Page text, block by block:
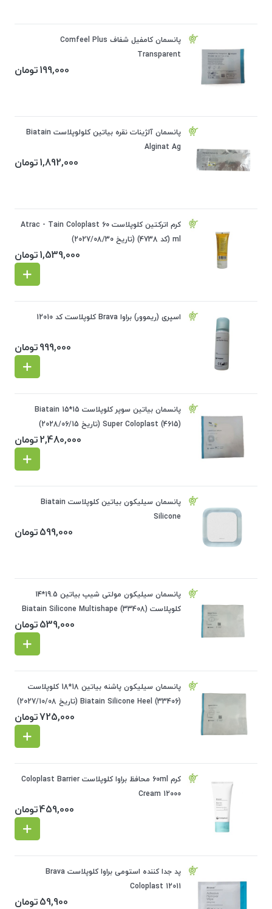
پانسمان کامفیل شفاف Comfeel Plus
Transparent
199,000تومان
پانسمان آلژینات نقره بیاتین کلولوپلاست Biatain
Alginat Ag
1,892,000تومان
کرم اترکتین کلوپلاست Atrac - Tain Coloplast 60
ml (کد 4738) (تاریخ 2027/08/30)
1,539,000تومان
اسپری (ریموور) براوا Brava کلوپلاست کد 12010
999,000تومان
پانسمان بیاتین سوپر کلوپلاست 15*15 Biatain
Super Coloplast (4615) (تاریخ 2028/06/15)
2,480,000تومان
پانسمان سیلیکون بیاتین کلوپلاست Biatain
Silicone
599,000تومان
پانسمان سیلیکون مولتی شیپ بیاتین 19.5*14
کلوپلاست Biatain Silicone Multishape (33408)
539,000تومان
پانسمان سیلیکون پاشنه بیاتین 18*18 کلوپلاست
Biatain Silicone Heel (33406) (تاریخ 2027/10/08)
725,000تومان
کرم 60ml محافظ براوا کلوپلاست Coloplast Barrier
Cream 12000
459,000تومان
پد جدا کننده استومی براوا کلوپلاست Brava
Coloplast 12011
59,900تومان